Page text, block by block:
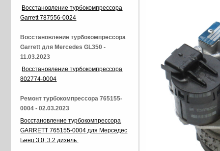
Восстановление турбокомпрессора
Garrett 787556-0024
Восстановление турбокомпрессора
Garrett для Mercedes GL350 -
11.03.2023
Восстановление турбокомпрессора
802774-0004
Ремонт турбокомпрессора 765155-
0004 - 02.03.2023
Восстановление турбокомпрессора
GARRETT 765155-0004 для Мерседес
Бенц 3.0, 3.2 дизель